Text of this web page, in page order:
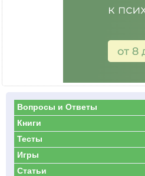
Вопросы и Ответы
Книги
Тесты
Игры
Статьи